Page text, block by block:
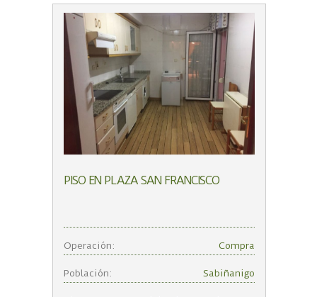
PISO EN PLAZA SAN FRANCISCO
Operación: Compra
Población: Sabiñanigo